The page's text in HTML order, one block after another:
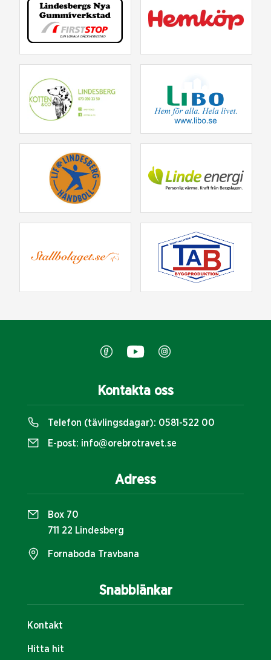
Snabblänkar
Kontakt
Hitta hit
Kontakta oss
Telefon (tävlingsdagar): 0581-522 00
E-post: info@orebrotravet.se
Adress
Box 70
711 22 Lindesberg
Fornaboda Travbana